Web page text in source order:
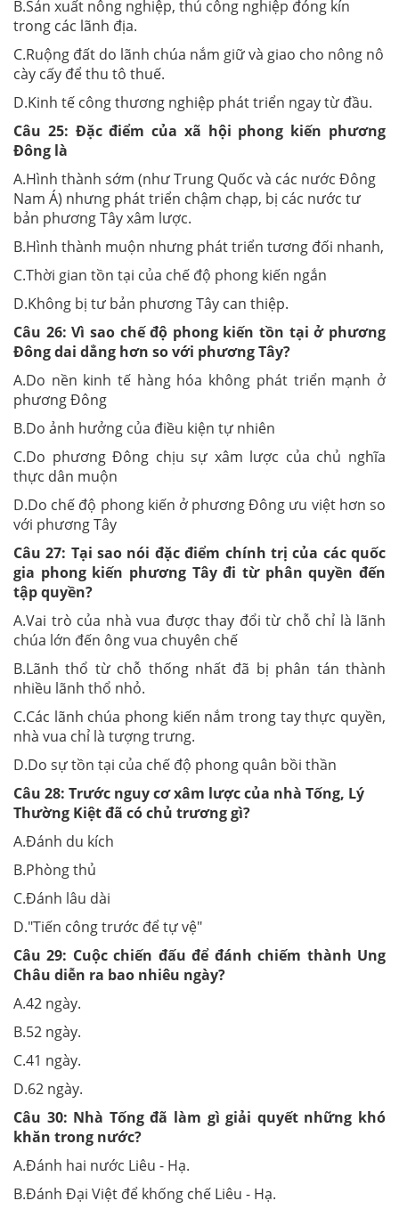
B.Sản xuất nông nghiệp, thủ công nghiệp đóng kín
trong các lãnh địa.
C.Ruộng đất do lãnh chúa nắm giữ và giao cho nông nô
cày cấy để thu tô thuế.
D.Kinh tế công thương nghiệp phát triển ngay từ đầu.
Câu 25: Đặc điểm của xã hội phong kiến phương
Đông là
A.Hình thành sớm (như Trung Quốc và các nước Đông
Nam Á) nhưng phát triển chậm chạp, bị các nước tư
bản phương Tây xâm lược.
B.Hình thành muộn nhưng phát triển tương đối nhanh,
C.Thời gian tồn tại của chế độ phong kiến ngắn
D.Không bị tư bản phương Tây can thiệp.
Câu 26: Vì sao chế độ phong kiến tồn tại ở phương
Đông dai dẳng hơn so với phương Tây?
A.Do nền kinh tế hàng hóa không phát triển mạnh ở
phương Đông
B.Do ảnh hưởng của điều kiện tự nhiên
C.Do phương Đông chịu sự xâm lược của chủ nghĩa
thực dân muộn
D.Do chế độ phong kiến ở phương Đông ưu việt hơn so
với phương Tây
Câu 27: Tại sao nói đặc điểm chính trị của các quốc
gia phong kiến phương Tây đi từ phân quyền đến
tập quyền?
A.Vai trò của nhà vua được thay đổi từ chỗ chỉ là lãnh
chúa lớn đến ông vua chuyên chế
B.Lãnh thổ từ chỗ thống nhất đã bị phân tán thành
nhiều lãnh thổ nhỏ.
C.Các lãnh chúa phong kiến nắm trong tay thực quyền,
nhà vua chỉ là tượng trưng.
D.Do sự tồn tại của chế độ phong quân bồi thần
Câu 28: Trước nguy cơ xâm lược của nhà Tống, Lý
Thường Kiệt đã có chủ trương gì?
A.Đánh du kích
B.Phòng thủ
C.Đánh lâu dài
D."Tiến công trước để tự vệ"
Câu 29: Cuộc chiến đấu để đánh chiếm thành Ung
Châu diễn ra bao nhiêu ngày?
A.42 ngày.
B.52 ngày.
C.41 ngày.
D.62 ngày.
Câu 30: Nhà Tống đã làm gì giải quyết những khó
khăn trong nước?
A.Đánh hai nước Liêu - Hạ.
B.Đánh Đại Việt để khống chế Liêu - Hạ.